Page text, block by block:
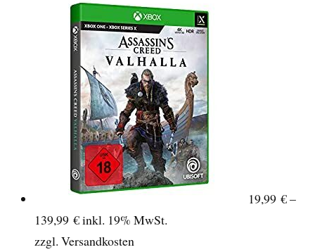
19,99 € –
139,99 €inkl. 19% MwSt.
zzgl. Versandkosten